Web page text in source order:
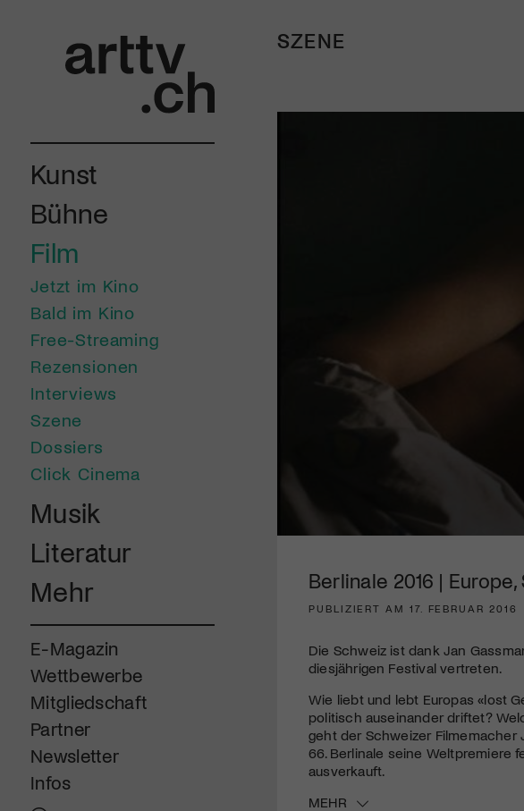
Kunst
Bühne
Film
Jetzt im Kino
Bald im Kino
Free-Streaming
Rezensionen
Interviews
Szene
Dossiers
Click Cinema
Musik
Literatur
Mehr
E-Magazin
Wettbewerbe
Mitgliedschaft
Partner
Newsletter
Infos
SZENE
Berlinale 2016 |
PUBLIZIERT AM 17. FEBRUAR 2016
Die Schweiz ist dank Jan
diesjährigen Festival vertreten.
Wie liebt und lebt Europas «lost
politisch auseinander driftet?
geht der Schweizer Filmemacher
66. Berlinale seine Weltpremiere
ausverkauft.
MEHR
Mit deiner
diversen
Jetzt Mitglied